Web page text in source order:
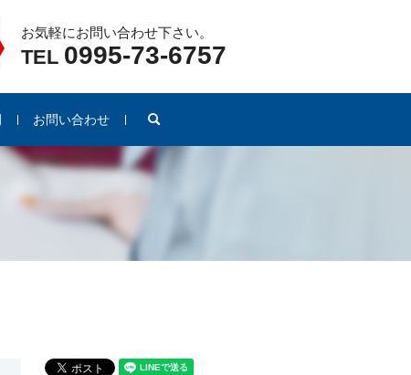
お気軽にお問い合わせ下さい。
TEL 0995-73-6757
お問い合わせ